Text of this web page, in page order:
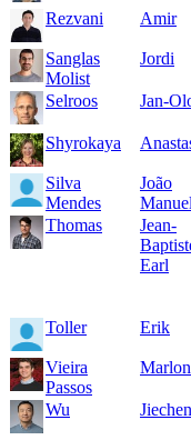
Rezvani Amir
Sanglas
Molist
Jordi
Selroos Jan-
Shyrokaya
Silva
Mendes
João
Manuel
Thomas
Jean-
Earl
Toller
Erik
Vieira
Passos
Marlon
Wu Jiechen